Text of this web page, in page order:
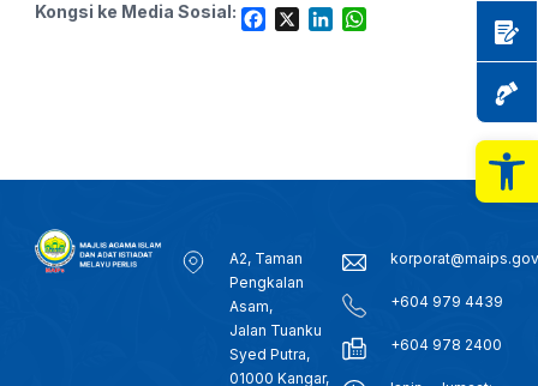
Kongsi ke Media Sosial:
F
k
X
n
p
A2, Taman
Pengkalan
Asam,
Jalan Tuanku
Syed Putra,
01000 Kangar,
+604 979 4439
+604 978 2400